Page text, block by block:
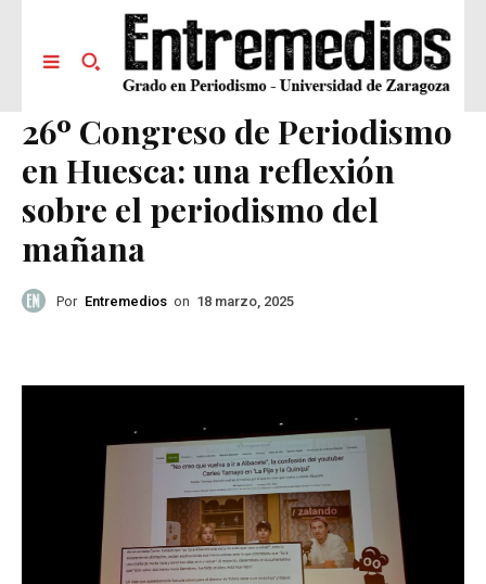
26º Congreso de Periodismo
en Huesca: una reflexión
sobre el periodismo del
mañana
Por Entremedios on 18 marzo, 2025